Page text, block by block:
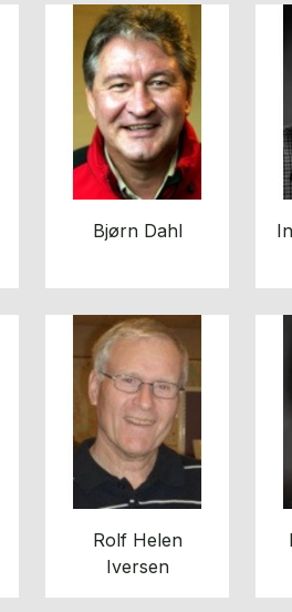
Bjørn Dahl
Rolf Helen
Iversen